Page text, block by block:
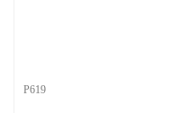
P619